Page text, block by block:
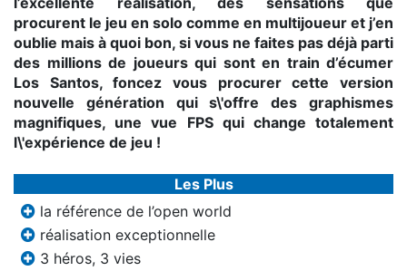
procurent le jeu en solo comme en multijoueur et j’en
oublie mais à quoi bon, si vous ne faites pas déjà parti
des millions de joueurs qui sont en train d’écumer
Los Santos, foncez vous procurer cette version
nouvelle génération qui s\'offre des graphismes
magnifiques, une vue FPS qui change totalement
l\'expérience de jeu !
Les Plus
la référence de l’open world
réalisation exceptionnelle
3 héros, 3 vies